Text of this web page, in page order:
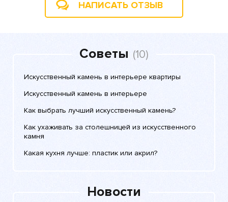
НАПИСАТЬ ОТЗЫВ
Советы (10)
Искусственный камень в интерьере квартиры
Искусственный камень в интерьере
Как выбрать лучший искусственный камень?
Как ухаживать за столешницей из искусственного
камня
Какая кухня лучше: пластик или акрил?
Новости